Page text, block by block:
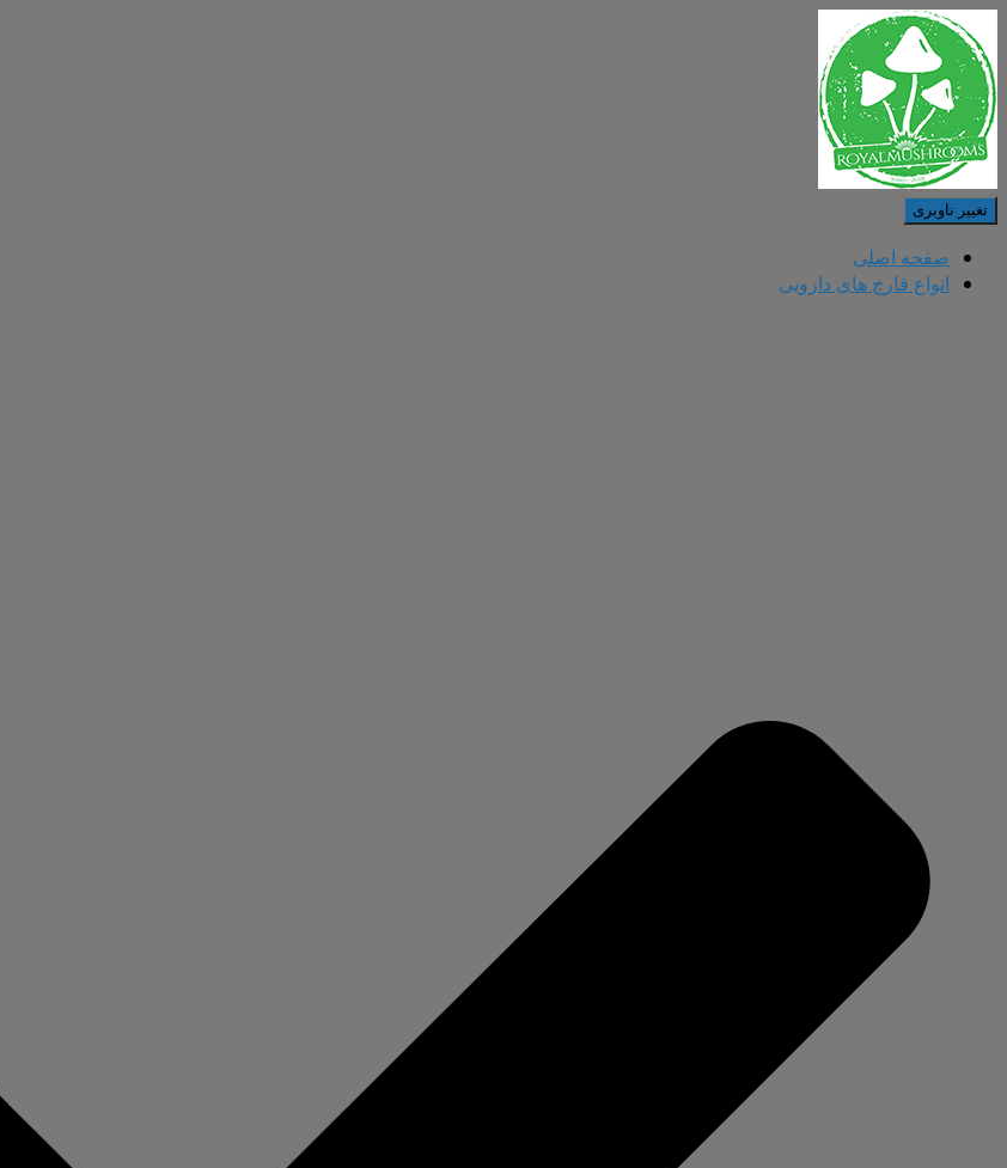
تغییر ناوبری
صفحه اصلی
انواع قارچ های دارویی